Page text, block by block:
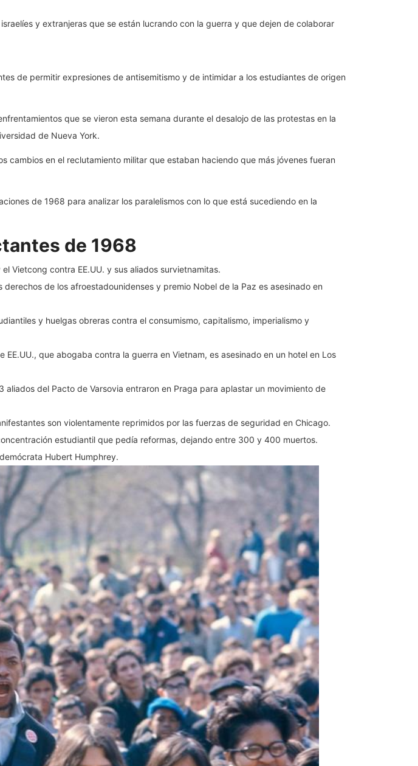
y extranjeras que se están lucrando con la guerra y que dejen de colaborar
de permitir expresiones de antisemitismo y de intimidar a los estudiantes de origen
que se vieron esta semana durante el desalojo de las protestas en la
de Nueva York.
cambios en el reclutamiento militar que estaban haciendo que más jóvenes fueran
de 1968 para analizar los paralelismos con lo que está sucediendo en la
de 1968
Vietcong contra EE.UU. y sus aliados survietnamitas.
de los afroestadounidenses y premio Nobel de la Paz es asesinado en
y huelgas obreras contra el consumismo, capitalismo, imperialismo y
que abogaba contra la guerra en Vietnam, es asesinado en un hotel en Los
aliados del Pacto de Varsovia entraron en Praga para aplastar un movimiento de
son violentamente reprimidos por las fuerzas de seguridad en Chicago.
estudiantil que pedía reformas, dejando entre 300 y 400 muertos.
Hubert Humphrey.